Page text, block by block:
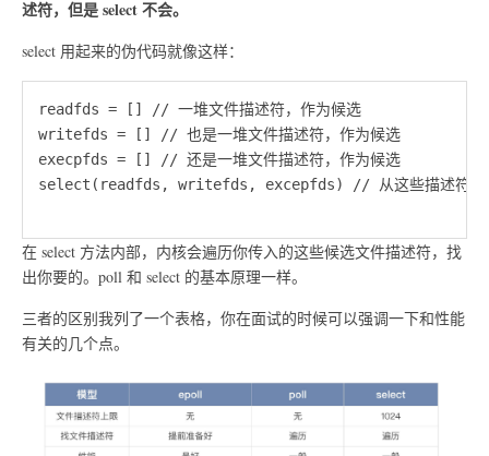
述符，但是 select 不会。
select 用起来的伪代码就像这样：
readfds = [] // 一堆文件描述符，作为候选
writefds = [] // 也是一堆文件描述符，作为候选
execpfds = [] // 还是一堆文件描述符，作为候选
select(readfds, writefds, excepfds) // 从这些描述符里面
在 select 方法内部，内核会遍历你传入的这些候选文件描述符，找
出你要的。poll 和 select 的基本原理一样。
三者的区别我列了一个表格，你在面试的时候可以强调一下和性能
有关的几个点。